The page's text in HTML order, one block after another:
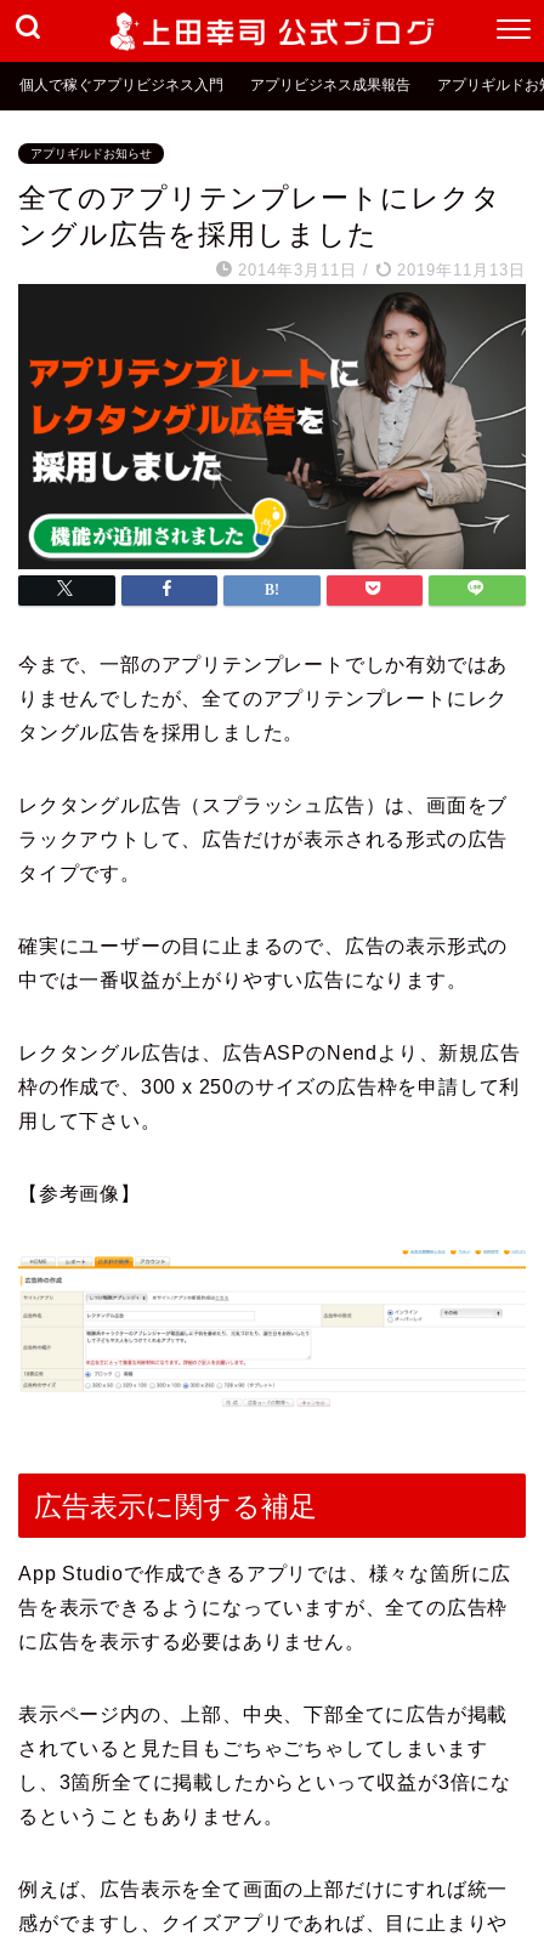
個人で稼ぐアプリビジネス入門 アプリビジネス成果報告 アプリギルドお
アプリギルドお知らせ
全てのアプリテンプレートにレクタ
ングル広告を採用しました
2014年3月11日 / 2019年11月13日
今まで、一部のアプリテンプレートでしか有効ではあ
りませんでしたが、全てのアプリテンプレートにレク
タングル広告を採用しました。
レクタングル広告（スプラッシュ広告）は、画面をブ
ラックアウトして、広告だけが表示される形式の広告
タイプです。
確実にユーザーの目に止まるので、広告の表示形式の
中では一番収益が上がりやすい広告になります。
レクタングル広告は、広告ASPのNendより、新規広告
枠の作成で、300 x 250のサイズの広告枠を申請して利
用して下さい。
【参考画像】
広告表示に関する補足
App Studioで作成できるアプリでは、様々な箇所に広
告を表示できるようになっていますが、全ての広告枠
に広告を表示する必要はありません。
表示ページ内の、上部、中央、下部全てに広告が掲載
されていると見た目もごちゃごちゃしてしまいます
し、3箇所全てに掲載したからといって収益が3倍にな
るということもありません。
例えば、広告表示を全て画面の上部だけにすれば統一
感がでますし、クイズアプリであれば、目に止まりや